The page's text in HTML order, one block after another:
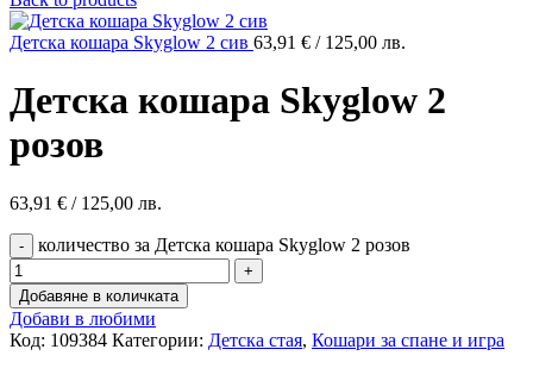
Детска кошара Skyglow 2 сив 63,91 € / 125,00 лв.
Детска кошара Skyglow 2
розов
63,91 € / 125,00 лв.
количество за Детска кошара Skyglow 2 розов
Добавяне в количката
Добави в любими
Код: 109384 Категории: Детска стая, Кошари за спане и игра